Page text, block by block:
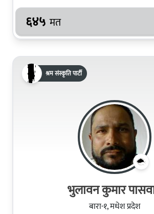
६४५ मत
श्रम संस्कृति पार्टी
भुलावन कुमार
बारा-१, मधेश प्रदेश